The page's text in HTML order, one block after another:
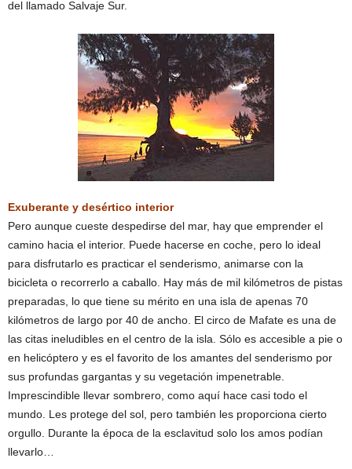
del llamado Salvaje Sur.
Exuberante y desértico interior
Pero aunque cueste despedirse del mar, hay que emprender el
camino hacia el interior. Puede hacerse en coche, pero lo ideal
para disfrutarlo es practicar el senderismo, animarse con la
bicicleta o recorrerlo a caballo. Hay más de mil kilómetros de pistas
preparadas, lo que tiene su mérito en una isla de apenas 70
kilómetros de largo por 40 de ancho. El circo de Mafate es una de
las citas ineludibles en el centro de la isla. Sólo es accesible a pie o
en helicóptero y es el favorito de los amantes del senderismo por
sus profundas gargantas y su vegetación impenetrable.
Imprescindible llevar sombrero, como aquí hace casi todo el
mundo. Les protege del sol, pero también les proporciona cierto
orgullo. Durante la época de la esclavitud solo los amos podían
llevarlo…